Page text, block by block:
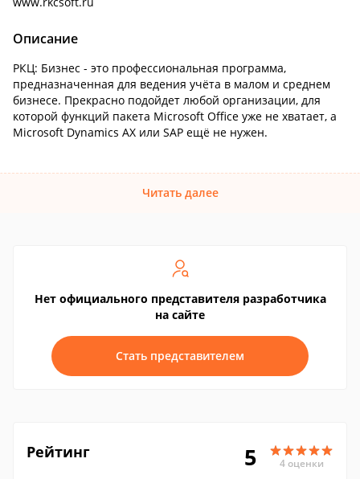
Описание
РКЦ: Бизнес - это профессиональная программа,
предназначенная для ведения учёта в малом и среднем
бизнесе. Прекрасно подойдет любой организации, для
которой функций пакета Microsoft Office уже не хватает, а
Microsoft Dynamics AX или SAP ещё не нужен.
Читать далее
Нет официального представителя разработчика
на сайте
Стать представителем
Рейтинг 5 4 оценки